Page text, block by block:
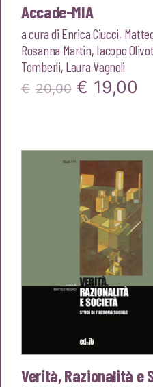
Accade-MIA
a cura di Enrica Ciucci,
Rosanna Martin, Iacopo
Tomberli, Laura Vagnoli
€ 20,00 Il
era:
€20,00.
€ 19,00
è:
Verità, Razionalità e